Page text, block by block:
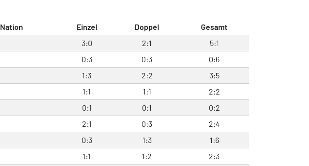
Nation Einzel Doppel
Gesamt
3:0 2:1
5:1
0:3 0:3
0:6
1:3 2:2
3:5
1:1 1:1
2:2
0:1 0:1
0:2
2:1 0:3
2:4
0:3 1:3
1:6
1:1 1:2
2:3